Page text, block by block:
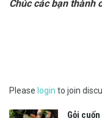
Chúc các bạn thành
Please login to join
Gỏi